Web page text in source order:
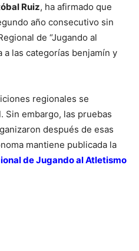
Ruiz, ha afirmado que
año consecutivo sin
de “Jugando al
a las categorías benjamín y
regionales se
Sin embargo, las pruebas
después de esas
mantiene publicada la
de Jugando al Atletismo